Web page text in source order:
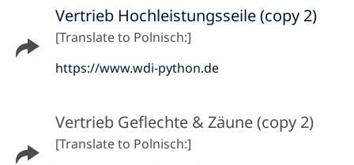
Vertrieb Hochleistungsseile (copy 2)
[Translate to Polnisch:]
https://www.wdi-python.de
Vertrieb Geflechte & Zäune (copy 2)
[Translate to Polnisch:]